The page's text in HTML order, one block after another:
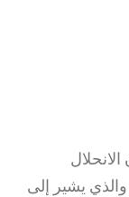
يشير إلى